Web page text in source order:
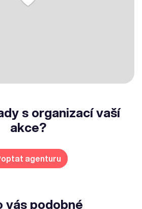
s organizací vaší
akce?
agenturu
vás podobné